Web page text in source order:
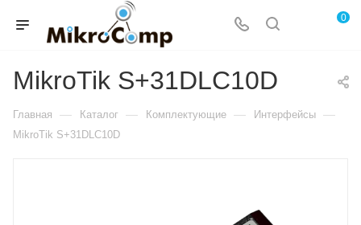
0
MikroTik S+31DLC10D
Главная — Каталог — Комплектующие — Интерфейсы —
MikroTik S+31DLC10D